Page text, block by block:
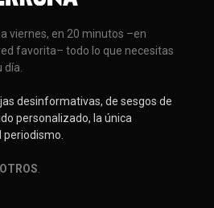
viernes, en 20 minutos –en
favorita– todo lo que necesitas
desinformativas, de sesgos de
personalizado, la única